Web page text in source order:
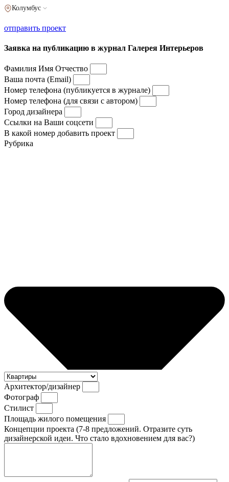
Колумбус
отправить проект
Заявка на публикацию в журнал Галерея Интерьеров
Фамилия Имя Отчество
Ваша почта (Email)
Номер телефона (публикуется в журнале)
Номер телефона (для связи с автором)
Город дизайнера
Ссылки на Ваши соцсети
В какой номер добавить проект
Рубрика
Архитектор/дизайнер
Фотограф
Стилист
Площадь жилого помещения
Концепции проекта (7-8 предложений. Отразите суть
дизайнерской идеи. Что стало вдохновением для вас?)